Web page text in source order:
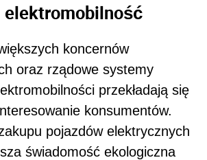
elektromobilność
koncernów
oraz rządowe systemy
przekładają się
konsumentów.
pojazdów elektrycznych
świadomość ekologiczna